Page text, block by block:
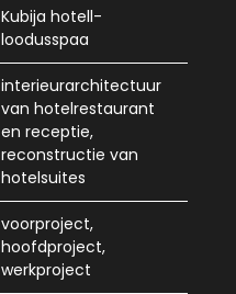
Kubija hotell-
loodusspaa
interieurarchitectuur
van hotelrestaurant
en receptie,
reconstructie van
hotelsuites
voorproject,
hoofdproject,
werkproject